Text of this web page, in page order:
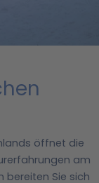
öffnet die
am
bereiten Sie sich